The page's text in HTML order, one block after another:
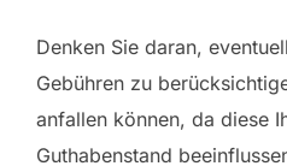
Denken Sie daran,
Gebühren zu
anfallen können, da diese
Guthabenstand